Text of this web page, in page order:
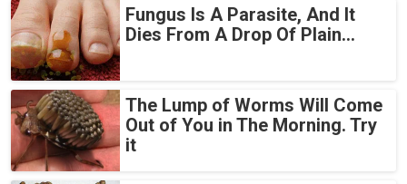
Fungus Is A Parasite, And It
Dies From A Drop Of Plain...
The Lump of Worms Will Come
Out of You in The Morning. Try
it